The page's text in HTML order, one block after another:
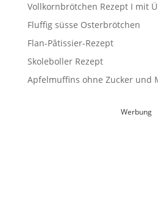
Vollkornbrötchen Rezept I mit
Fluffig süsse Osterbrötchen
Flan-Pâtissier-Rezept
Skoleboller Rezept
Apfelmuffins ohne Zucker und
Werbung